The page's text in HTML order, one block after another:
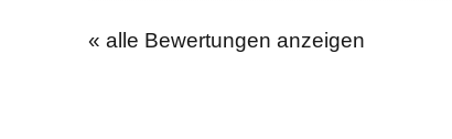
« alle Bewertungen anzeigen